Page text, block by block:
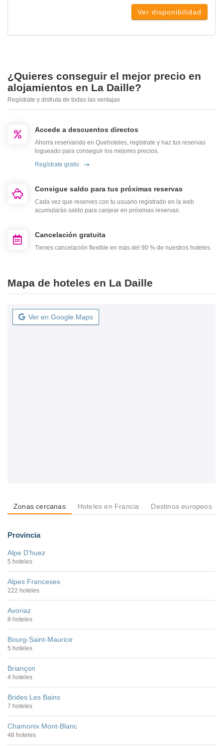
Ver disponibilidad
¿Quieres conseguir el mejor precio en
alojamientos en La Daille?
Regístrate y disfruta de todas las ventajas
Accede a descuentos directos
Ahorra reservando en Quehoteles, regístrate y haz tus reservas
logueado para conseguir los mejores precios.
Regístrate gratis
Consigue saldo para tus próximas reservas
Cada vez que reserves con tu usuario registrado en la web
acumularás saldo para canjear en próximas reservas.
Cancelación gratuita
Tienes cancelación flexible en más del 90 % de nuestros hoteles.
Mapa de hoteles en La Daille
Ver en Google Maps
Zonas cercanas Hoteles en Francia Destinos europeos
Provincia
Alpe D'huez
5 hoteles
Alpes Franceses
222 hoteles
Avoriaz
8 hoteles
Bourg-Saint-Maurice
5 hoteles
Briançon
4 hoteles
Brides Les Bains
7 hoteles
Chamonix Mont-Blanc
48 hoteles